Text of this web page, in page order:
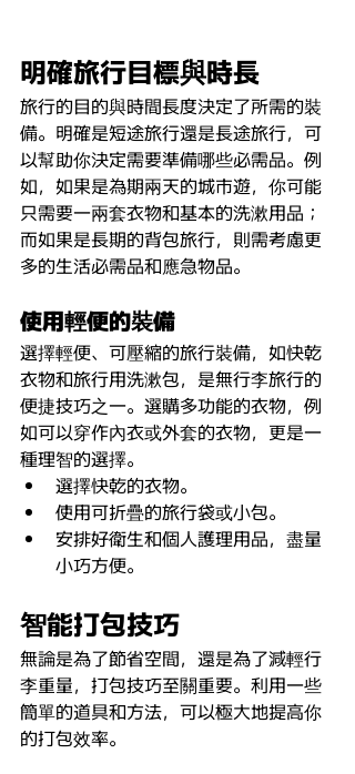
明確旅行目標與時長
旅行的目的與時間長度決定了所需的裝
備。明確是短途旅行還是長途旅行，可
以幫助你決定需要準備哪些必需品。例
如，如果是為期兩天的城市遊，你可能
只需要一兩套衣物和基本的洗漱用品；
而如果是長期的背包旅行，則需考慮更
多的生活必需品和應急物品。
使用輕便的裝備
選擇輕便、可壓縮的旅行裝備，如快乾
衣物和旅行用洗漱包，是無行李旅行的
便捷技巧之一。選購多功能的衣物，例
如可以穿作內衣或外套的衣物，更是一
種理智的選擇。
選擇快乾的衣物。
使用可折疊的旅行袋或小包。
安排好衛生和個人護理用品，盡量
小巧方便。
智能打包技巧
無論是為了節省空間，還是為了減輕行
李重量，打包技巧至關重要。利用一些
簡單的道具和方法，可以極大地提高你
的打包效率。